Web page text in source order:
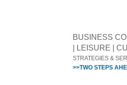
BUSINESS
| LEISURE |
STRATEGIES &
>>TWO STEPS